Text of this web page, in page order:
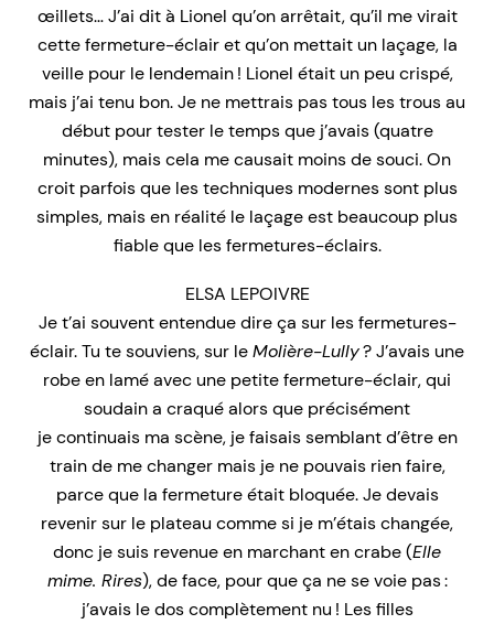
œillets… J’ai dit à Lionel qu’on arrêtait, qu’il me virait
cette fermeture-éclair et qu’on mettait un laçage, la
veille pour le lendemain ! Lionel était un peu crispé,
mais j’ai tenu bon. Je ne mettrais pas tous les trous au
début pour tester le temps que j’avais (quatre
minutes), mais cela me causait moins de souci. On
croit parfois que les techniques modernes sont plus
simples, mais en réalité le laçage est beaucoup plus
fiable que les fermetures-éclairs.
ELSA LEPOIVRE
Je t’ai souvent entendue dire ça sur les fermetures-
éclair. Tu te souviens, sur leMolière-Lully? J’avais une
robe en lamé avec une petite fermeture-éclair, qui
soudain a craqué alors que précisément
je continuais ma scène, je faisais semblant d’être en
train de me changer mais je ne pouvais rien faire,
parce que la fermeture était bloquée. Je devais
revenir sur le plateau comme si je m’étais changée,
donc je suis revenue en marchant en crabe (Elle
mime. Rires), de face, pour que ça ne se voie pas :
j’avais le dos complètement nu ! Les filles